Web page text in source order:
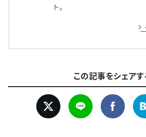
ト。
この記事をシェアす